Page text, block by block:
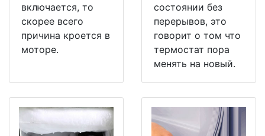
включается, то
скорее всего
причина кроется в
моторе.
состоянии без
перерывов, это
говорит о том что
термостат пора
менять на новый.